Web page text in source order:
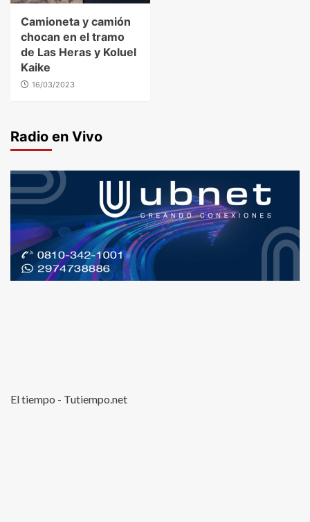
Camioneta y camión
chocan en el tramo
de Las Heras y Koluel
Kaike
16/03/2023
Radio en Vivo
El tiempo - Tutiempo.net